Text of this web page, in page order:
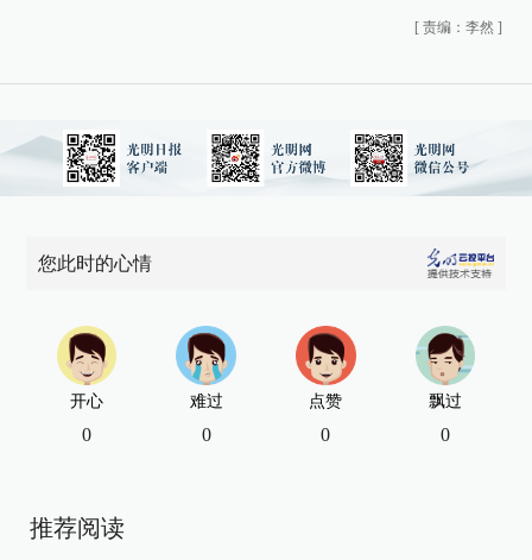
[ 责编：李然 ]
您此时的心情
开心
0
难过
0
点赞
0
飘过
0
推荐阅读